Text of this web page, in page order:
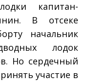
капитан­-
В отсеке
начальник
лодок
Но сердечный
участие в